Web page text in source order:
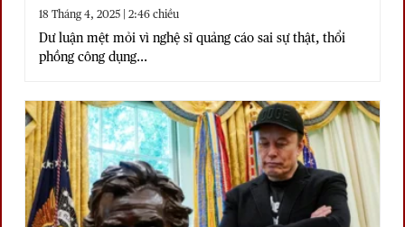
18 Tháng 4, 2025 | 2:46 chiều
Dư luận mệt mỏi vì nghệ sĩ quảng cáo sai sự thật, thổi
phồng công dụng...